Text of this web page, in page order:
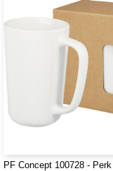
PF Concept 100728 - Perk